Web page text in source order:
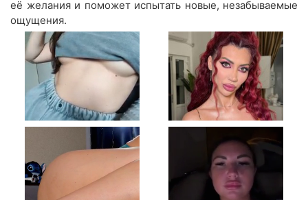
её желания и поможет испытать новые, незабываемые
ощущения.